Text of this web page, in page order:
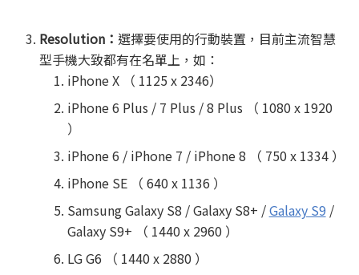
Resolution： 選擇要使用的行動裝置，目前主流智慧
型手機大致都有在名單上，如：
iPhone X （ 1125 x 2346）
iPhone 6 Plus / 7 Plus / 8 Plus （ 1080 x 1920
）
iPhone 6 / iPhone 7 / iPhone 8 （ 750 x 1334 ）
iPhone SE （ 640 x 1136 ）
Samsung Galaxy S8 / Galaxy S8+ /Galaxy S9/
Galaxy S9+ （ 1440 x 2960 ）
LG G6 （ 1440 x 2880 ）